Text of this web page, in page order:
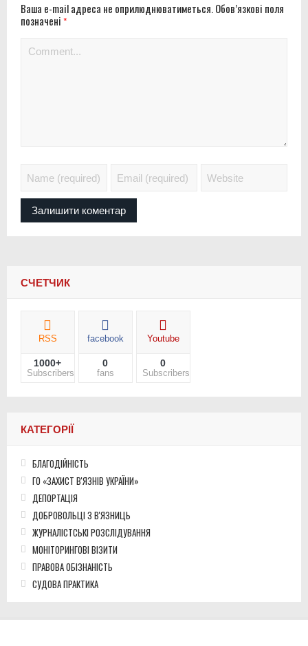
Ваша e-mail адреса не оприлюднюватиметься.Обов’язкові поля
позначені*
СЧЕТЧИК
RSS
1000+
Subscribers
facebook
0
fans
Youtube
0
Subscribers
КАТЕГОРІЇ
БЛАГОДІЙНІСТЬ
ГО «ЗАХИСТ В'ЯЗНІВ УКРАЇНИ»
ДЕПОРТАЦІЯ
ДОБРОВОЛЬЦІ З В'ЯЗНИЦЬ
ЖУРНАЛІСТСЬКІ РОЗСЛІДУВАННЯ
МОНІТОРИНГОВІ ВІЗИТИ
ПРАВОВА ОБІЗНАНІСТЬ
СУДОВА ПРАКТИКА